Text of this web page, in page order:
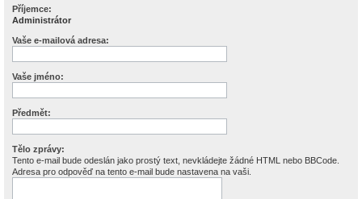
Příjemce:
Administrátor
Vaše e-mailová adresa:
Vaše jméno:
Předmět:
Tělo zprávy:
Tento e-mail bude odeslán jako prostý text, nevkládejte žádné HTML nebo BBCode.
Adresa pro odpověď na tento e-mail bude nastavena na vaši.